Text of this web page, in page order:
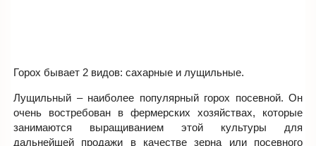
Горох бывает 2 видов: сахарные и лущильные.
Лущильный – наиболее популярный горох посевной. Он
очень востребован в фермерских хозяйствах, которые
занимаются выращиванием этой культуры для
дальнейшей продажи в качестве зерна или посевного